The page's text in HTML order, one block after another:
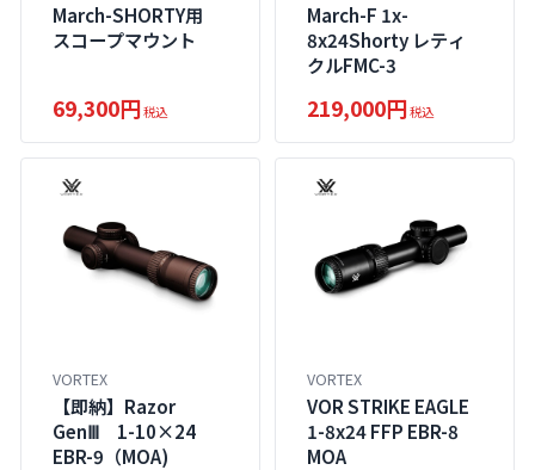
March-SHORTY用
スコープマウント
69,300円税込
March-F 1x-
8x24Shorty レティ
クルFMC-3
219,000円税込
VORTEX
【即納】Razor
GenⅢ 1-10×24
EBR-9（MOA)
VORTEX
VOR STRIKE EAGLE
1-8x24 FFP EBR-8
MOA